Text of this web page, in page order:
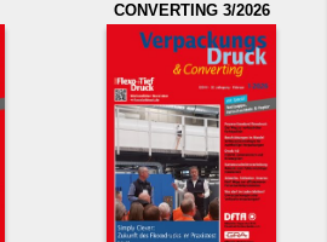
CONVERTING 3/2026